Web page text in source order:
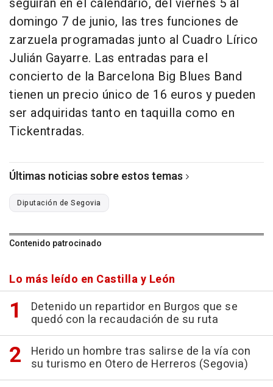
domingo 7 de junio, las tres funciones de
zarzuela programadas junto al Cuadro Lírico
Julián Gayarre. Las entradas para el
concierto de la Barcelona Big Blues Band
tienen un precio único de 16 euros y pueden
ser adquiridas tanto en taquilla como en
Tickentradas.
Últimas noticias sobre estos temas
Diputación de Segovia
Contenido patrocinado
Lo más leído en Castilla y León
Detenido un repartidor en Burgos que se
quedó con la recaudación de su ruta
Herido un hombre tras salirse de la vía con
su turismo en Otero de Herreros (Segovia)